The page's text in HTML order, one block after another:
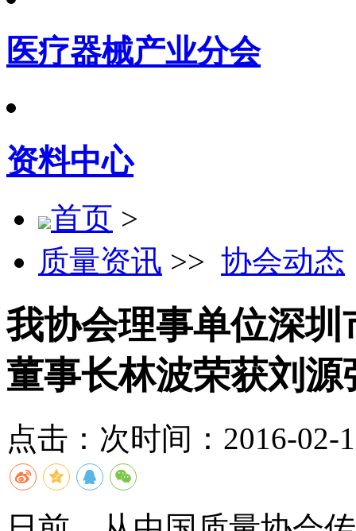
医疗器械产业分会
资料中心
首页 >
质量资讯 >> 协会动态
我协会理事单位深
董事长林波荣获刘
点击： 次时间：2016-02-